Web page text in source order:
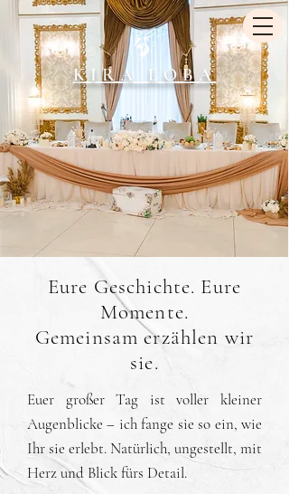
KIRA LOBA
Eure Geschichte. Eure
Momente.
Gemeinsam erzählen wir
sie.
Euer großer Tag ist voller kleiner
Augenblicke – ich fange sie so ein, wie
Ihr sie erlebt. Natürlich, ungestellt, mit
Herz und Blick fürs Detail.